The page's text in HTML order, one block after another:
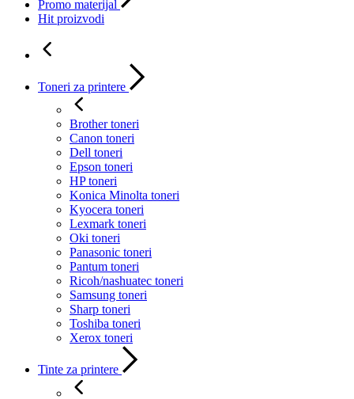
Promo materijal
Hit proizvodi
Toneri za printere
Brother toneri
Canon toneri
Dell toneri
Epson toneri
HP toneri
Konica Minolta toneri
Kyocera toneri
Lexmark toneri
Oki toneri
Panasonic toneri
Pantum toneri
Ricoh/nashuatec toneri
Samsung toneri
Sharp toneri
Toshiba toneri
Xerox toneri
Tinte za printere